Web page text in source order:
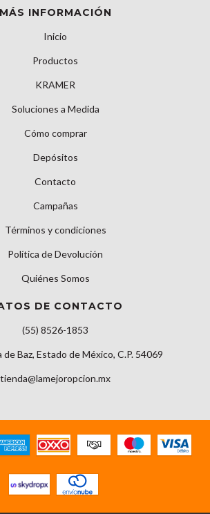
MÁS INFORMACIÓN
Inicio
Productos
KRAMER
Soluciones a Medida
Cómo comprar
Depósitos
Contacto
Campañas
Términos y condiciones
Política de Devolución
Quiénes Somos
DE CONTACTO
(55) 8526-1853
Baz, Estado de México, C.P. 54069
tienda@lamejoropcion.mx